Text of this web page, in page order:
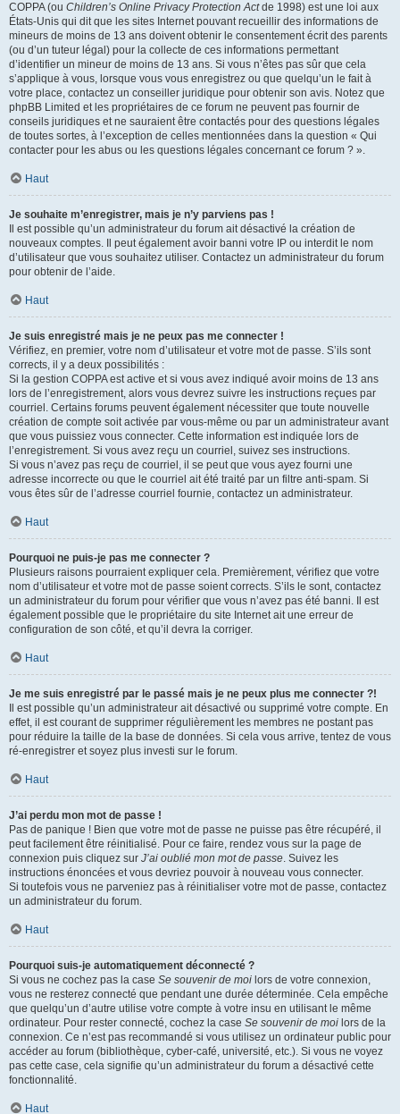
COPPA (ou Children’s Online Privacy Protection Actde 1998) est une loi aux
États-Unis qui dit que les sites Internet pouvant recueillir des informations de
mineurs de moins de 13 ans doivent obtenir le consentement écrit des parents
(ou d’un tuteur légal) pour la collecte de ces informations permettant
d’identifier un mineur de moins de 13 ans. Si vous n’êtes pas sûr que cela
s’applique à vous, lorsque vous vous enregistrez ou que quelqu’un le fait à
votre place, contactez un conseiller juridique pour obtenir son avis. Notez que
phpBB Limited et les propriétaires de ce forum ne peuvent pas fournir de
conseils juridiques et ne sauraient être contactés pour des questions légales
de toutes sortes, à l’exception de celles mentionnées dans la question « Qui
contacter pour les abus ou les questions légales concernant ce forum ? ».
Haut
Je souhaite m’enregistrer, mais je n’y parviens pas !
Il est possible qu’un administrateur du forum ait désactivé la création de
nouveaux comptes. Il peut également avoir banni votre IP ou interdit le nom
d’utilisateur que vous souhaitez utiliser. Contactez un administrateur du forum
pour obtenir de l’aide.
Haut
Je suis enregistré mais je ne peux pas me connecter !
Vérifiez, en premier, votre nom d’utilisateur et votre mot de passe. S’ils sont
corrects, il y a deux possibilités :
Si la gestion COPPA est active et si vous avez indiqué avoir moins de 13 ans
lors de l’enregistrement, alors vous devrez suivre les instructions reçues par
courriel. Certains forums peuvent également nécessiter que toute nouvelle
création de compte soit activée par vous-même ou par un administrateur avant
que vous puissiez vous connecter. Cette information est indiquée lors de
l’enregistrement. Si vous avez reçu un courriel, suivez ses instructions.
Si vous n’avez pas reçu de courriel, il se peut que vous ayez fourni une
adresse incorrecte ou que le courriel ait été traité par un filtre anti-spam. Si
vous êtes sûr de l’adresse courriel fournie, contactez un administrateur.
Haut
Pourquoi ne puis-je pas me connecter ?
Plusieurs raisons pourraient expliquer cela. Premièrement, vérifiez que votre
nom d’utilisateur et votre mot de passe soient corrects. S’ils le sont, contactez
un administrateur du forum pour vérifier que vous n’avez pas été banni. Il est
également possible que le propriétaire du site Internet ait une erreur de
configuration de son côté, et qu’il devra la corriger.
Haut
Je me suis enregistré par le passé mais je ne peux plus me connecter ?!
Il est possible qu’un administrateur ait désactivé ou supprimé votre compte. En
effet, il est courant de supprimer régulièrement les membres ne postant pas
pour réduire la taille de la base de données. Si cela vous arrive, tentez de vous
ré-enregistrer et soyez plus investi sur le forum.
Haut
J’ai perdu mon mot de passe !
Pas de panique ! Bien que votre mot de passe ne puisse pas être récupéré, il
peut facilement être réinitialisé. Pour ce faire, rendez vous sur la page de
connexion puis cliquez sur J’ai oublié mon mot de passe. Suivez les
instructions énoncées et vous devriez pouvoir à nouveau vous connecter.
Si toutefois vous ne parveniez pas à réinitialiser votre mot de passe, contactez
un administrateur du forum.
Haut
Pourquoi suis-je automatiquement déconnecté ?
Si vous ne cochez pas la case Se souvenir de moi lors de votre connexion,
vous ne resterez connecté que pendant une durée déterminée. Cela empêche
que quelqu’un d’autre utilise votre compte à votre insu en utilisant le même
ordinateur. Pour rester connecté, cochez la case Se souvenir de moi lors de la
connexion. Ce n’est pas recommandé si vous utilisez un ordinateur public pour
accéder au forum (bibliothèque, cyber-café, université, etc.). Si vous ne voyez
pas cette case, cela signifie qu’un administrateur du forum a désactivé cette
fonctionnalité.
Haut